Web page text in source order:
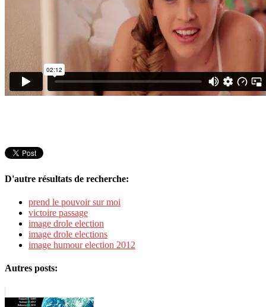
D'autre résultats de recherche:
prend le pouvoir sur moi
victoire passage
image drole election
image drole elections
image humour election 2012
Autres posts: